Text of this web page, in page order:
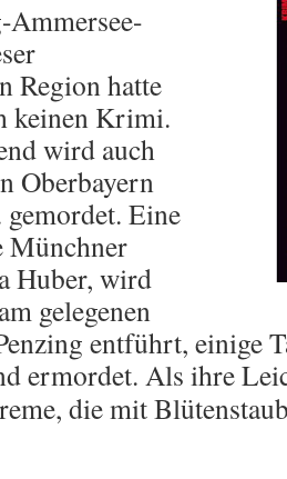
Region hatte
keinen Krimi.
wird auch
Oberbayern
Eine
Münchner
Huber, wird
gelegenen
entführt, einige
ermordet. Als ihre
die mit